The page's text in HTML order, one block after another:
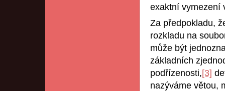
exaktní vymezení
Za předpokladu,
rozkladu na
může být
základních
podřízenosti,[3]
nazýváme větou,